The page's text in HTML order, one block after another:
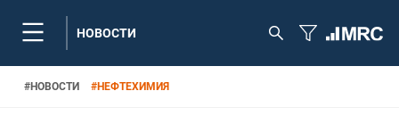
НОВОСТИ
#НОВОСТИ #НЕФТЕХИМИЯ